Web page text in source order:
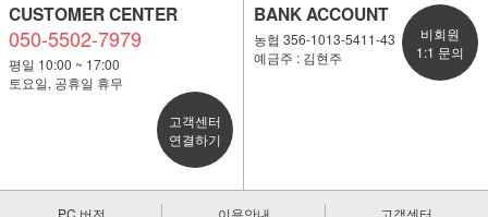
CUSTOMER CENTER
050-5502-7979
평일 10:00 ~ 17:00
토요일, 공휴일 휴무
고객센터
연결하기
BANK ACCOUNT
농협 356-1013-5411-43
예금주 : 김현주
비회원
1:1 문의
PC 버전 이용안내 고객센터